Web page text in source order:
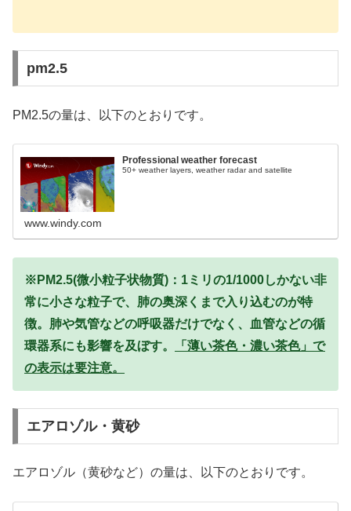
pm2.5
PM2.5の量は、以下のとおりです。
Professional weather forecast
50+ weather layers, weather radar and satellite
www.windy.com
※PM2.5(微小粒子状物質)：1ミリの1/1000しかない非
常に小さな粒子で、肺の奥深くまで入り込むのが特
徴。肺や気管などの呼吸器だけでなく、血管などの循
環器系にも影響を及ぼす。
「薄い茶色・濃い茶色」で
の表示は要注意。
エアロゾル・黄砂
エアロゾル（黄砂など）の量は、以下のとおりです。